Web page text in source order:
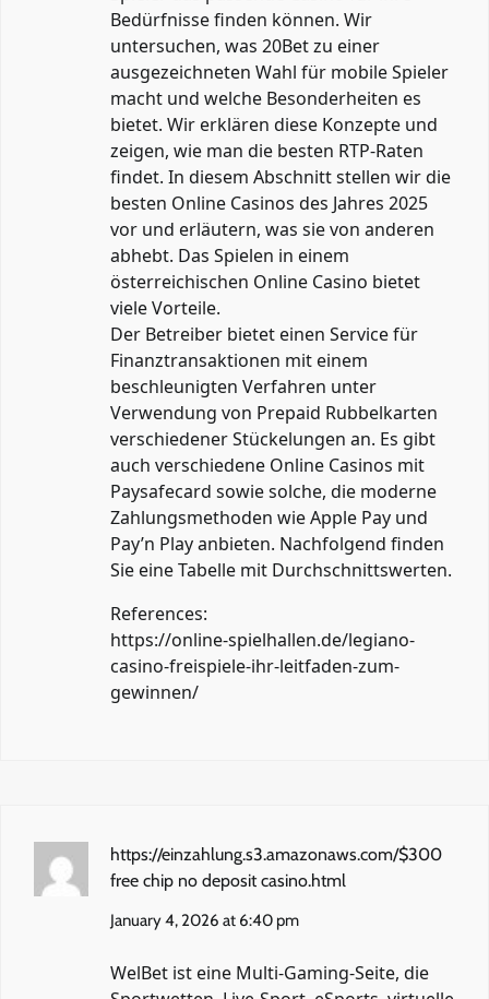
Bedürfnisse finden können. Wir
untersuchen, was 20Bet zu einer
ausgezeichneten Wahl für mobile Spieler
macht und welche Besonderheiten es
bietet. Wir erklären diese Konzepte und
zeigen, wie man die besten RTP-Raten
findet. In diesem Abschnitt stellen wir die
besten Online Casinos des Jahres 2025
vor und erläutern, was sie von anderen
abhebt. Das Spielen in einem
österreichischen Online Casino bietet
viele Vorteile.
Der Betreiber bietet einen Service für
Finanztransaktionen mit einem
beschleunigten Verfahren unter
Verwendung von Prepaid Rubbelkarten
verschiedener Stückelungen an. Es gibt
auch verschiedene Online Casinos mit
Paysafecard sowie solche, die moderne
Zahlungsmethoden wie Apple Pay und
Pay’n Play anbieten. Nachfolgend finden
Sie eine Tabelle mit Durchschnittswerten.
References:
https://online-spielhallen.de/legiano-
casino-freispiele-ihr-leitfaden-zum-
gewinnen/
https://einzahlung.s3.amazonaws.com/$300
free chip no deposit casino.html
January 4, 2026 at 6:40 pm
WelBet ist eine Multi-Gaming-Seite, die